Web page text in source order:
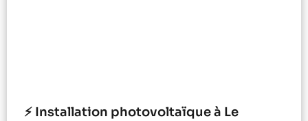
⚡ Installation photovoltaïque à Le